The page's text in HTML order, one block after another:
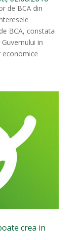
de BCA din
BCA, constata
in
economice
crea in